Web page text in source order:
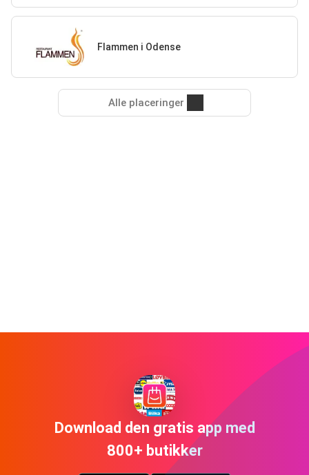
Flammen i Odense
Alle placeringer
Download den gratis app med
800+ butikker